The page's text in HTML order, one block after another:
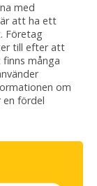
med
att ha ett
Företag
till efter att
många
om
en fördel